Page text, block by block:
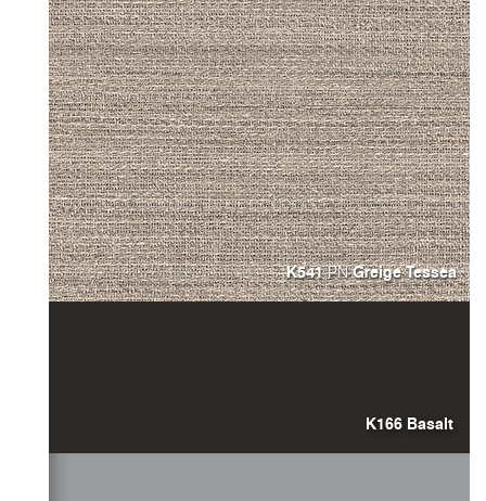
K541PNGreige
K166 Basalt